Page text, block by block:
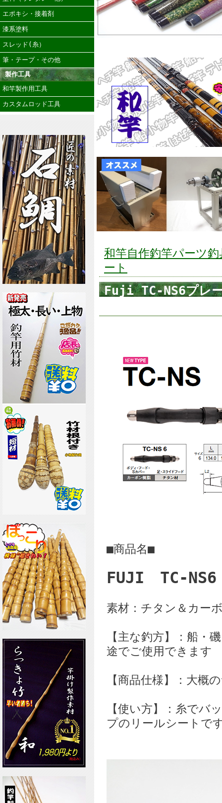
エポキシ・接着剤
漆系塗料
スレッド(糸）
筆・テープ・その他
製作工具
和竿製作用工具
カスタムロッド工具
和竿自作釣竿パーツ釣
ート
Fuji TC-NS6プレー
■商品名■
FUJI TC-
素材：チタン＆カー
【主な釣方】：船・
途でご使用できます
【商品仕様】：大概
【使い方】：糸でバ
プのリールシートで